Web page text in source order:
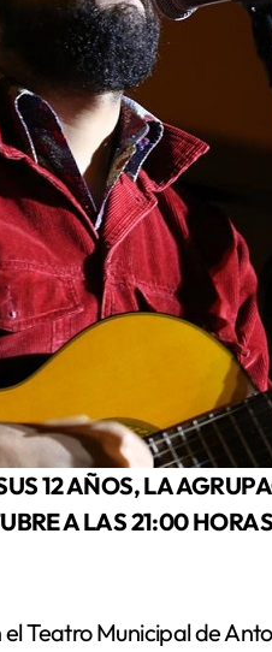
A LAS 21:00
Teatro Municipal de